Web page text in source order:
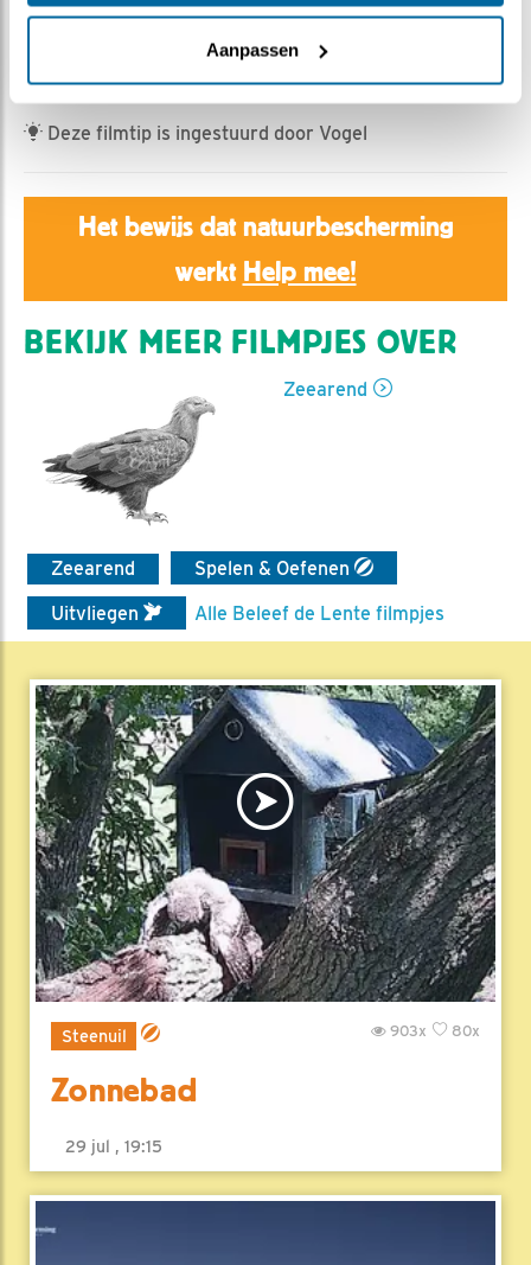
Aanpassen
Na het gewelddadige bezoek van K1 is K2 niet meer
dezelfde slome duikelaar...
Deze filmtip is ingestuurd door Vogel
Het bewijs dat natuurbescherming
werkt Help mee!
BEKIJK MEER FILMPJES OVER
Zeearend
Zeearend
Spelen & Oefenen
Uitvliegen
Alle Beleef de Lente filmpjes
Steenuil 80x
903x
Zonnebad
29 jul , 19:15